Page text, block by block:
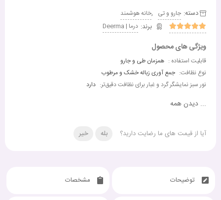
دسته: جارو و تی ,خانه هوشمند
درما | Deerma
ویژگی های محصول
قابلیت استفاده : همزمان طی و جارو
نوع نظافت: جمع آوری زباله خشک و مرطوب
نور سبز نمایشگر گرد و غبار برای نظافت دقیق‌تر: دارد
... دیدن همه
آیا از قیمت های ما رضایت دارید؟ بله خیر
توضیحات مشخصات